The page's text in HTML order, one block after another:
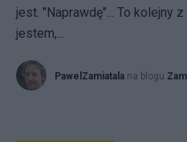
jest. "Naprawdę"... To kolejny
jestem,...
PawelZamiatala na blogu